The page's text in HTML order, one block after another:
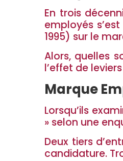
En trois
employés
1995) sur le
Alors, quelles
l’effet de
Marque
Lorsqu’ils
» selon une
Deux tiers
candidature.